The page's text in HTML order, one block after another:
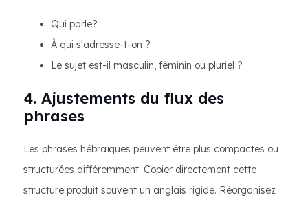
Qui parle?
À qui s'adresse-t-on ?
Le sujet est-il masculin, féminin ou pluriel ?
4. Ajustements du flux des
phrases
Les phrases hébraïques peuvent être plus compactes ou
structurées différemment. Copier directement cette
structure produit souvent un anglais rigide. Réorganisez